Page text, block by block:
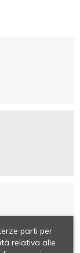
parti per
relativa alle